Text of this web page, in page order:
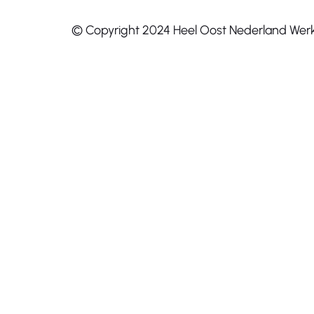
© Copyright 2024 Heel Oost Nederland